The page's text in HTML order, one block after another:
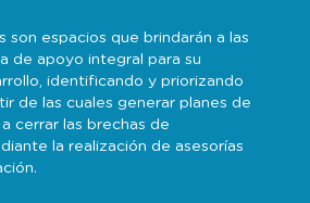
son espacios que brindarán a las
de apoyo integral para su
identificando y priorizando
de las cuales generar planes de
cerrar las brechas de
la realización de asesorías